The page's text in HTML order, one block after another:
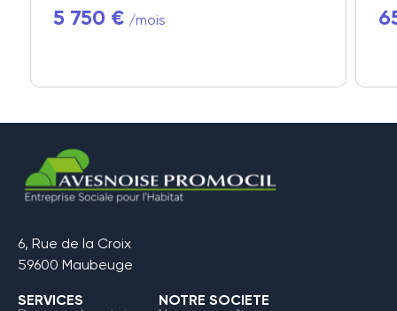
5 750 € /mois
6, Rue de la Croix
59600 Maubeuge
SERVICES
NOTRE SOCIETE